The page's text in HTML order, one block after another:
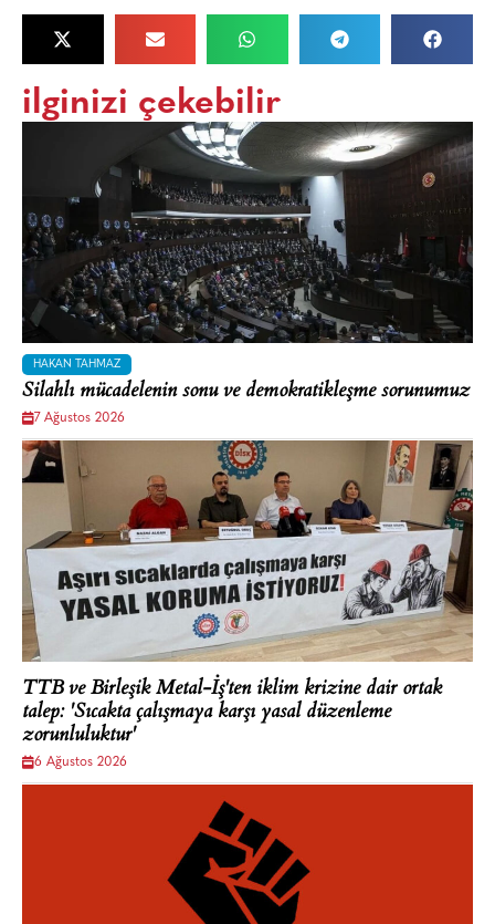
ilginizi çekebilir
HAKAN TAHMAZ
Silahlı mücadelenin sonu ve demokratikleşme sorunumuz
7 Ağustos 2026
TTB ve Birleşik Metal-İş'ten iklim krizine dair ortak
talep: 'Sıcakta çalışmaya karşı yasal düzenleme
zorunluluktur'
6 Ağustos 2026